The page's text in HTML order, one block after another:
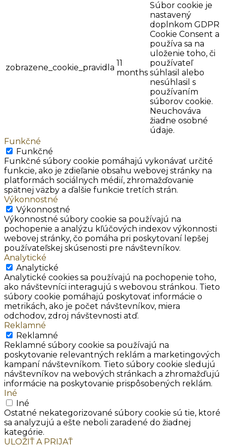
zobrazene_cookie_pravidla 11
months
Súbor cookie je
nastavený
doplnkom GDPR
Cookie Consent a
používa sa na
uloženie toho, či
používateľ
súhlasil alebo
nesúhlasil s
používaním
súborov cookie.
Neuchováva
žiadne osobné
údaje.
Funkčné
Funkčné
Funkčné súbory cookie pomáhajú vykonávať určité
funkcie, ako je zdieľanie obsahu webovej stránky na
platformách sociálnych médií, zhromažďovanie
spätnej väzby a ďalšie funkcie tretích strán.
Výkonnostné
Výkonnostné
Výkonnostné súbory cookie sa používajú na
pochopenie a analýzu kľúčových indexov výkonnosti
webovej stránky, čo pomáha pri poskytovaní lepšej
používateľskej skúsenosti pre návštevníkov.
Analytické
Analytické
Analytické cookies sa používajú na pochopenie toho,
ako návštevníci interagujú s webovou stránkou. Tieto
súbory cookie pomáhajú poskytovať informácie o
metrikách, ako je počet návštevníkov, miera
odchodov, zdroj návštevnosti atď.
Reklamné
Reklamné
Reklamné súbory cookie sa používajú na
poskytovanie relevantných reklám a marketingových
kampaní návštevníkom. Tieto súbory cookie sledujú
návštevníkov na webových stránkach a zhromažďujú
informácie na poskytovanie prispôsobených reklám.
Iné
Iné
Ostatné nekategorizované súbory cookie sú tie, ktoré
sa analyzujú a ešte neboli zaradené do žiadnej
kategórie.
ULOŽIŤ A PRIJAŤ